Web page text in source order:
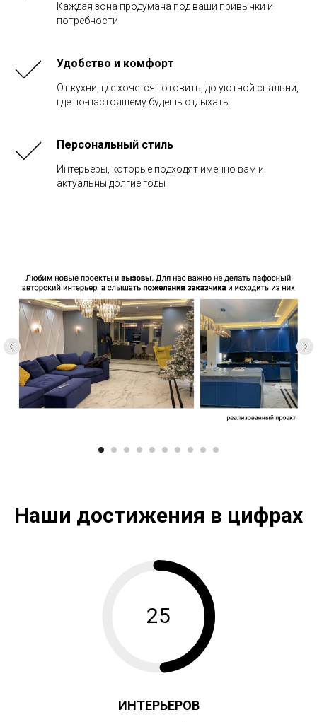
Каждая зона продумана под ваши привычки и
потребности
Удобство и комфорт
От кухни, где хочется готовить, до уютной спальни,
где по-настоящему будешь отдыхать
Персональный стиль
Интерьеры, которые подходят именно вам и
актуальны долгие годы
Наши достижения в цифрах
25
ИНТЕРЬЕРОВ